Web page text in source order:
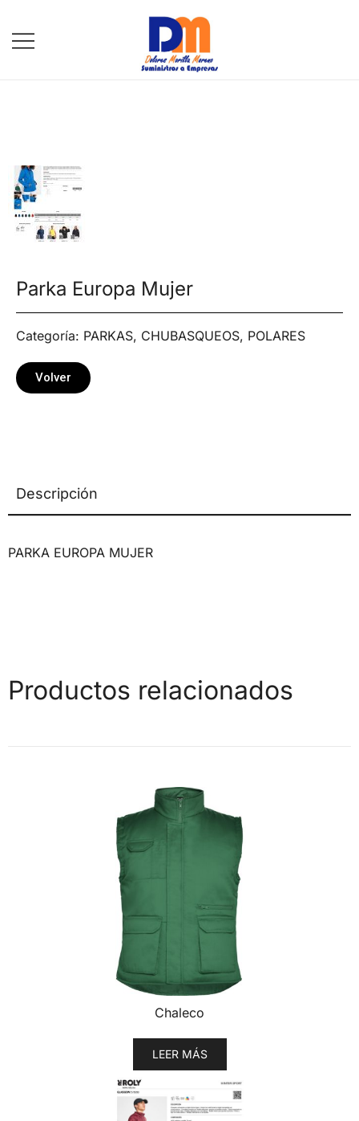
Parka Europa Mujer
Categoría: PARKAS, CHUBASQUEOS, POLARES
Volver
Descripción
PARKA EUROPA MUJER
Productos relacionados
Chaleco
LEER MÁS